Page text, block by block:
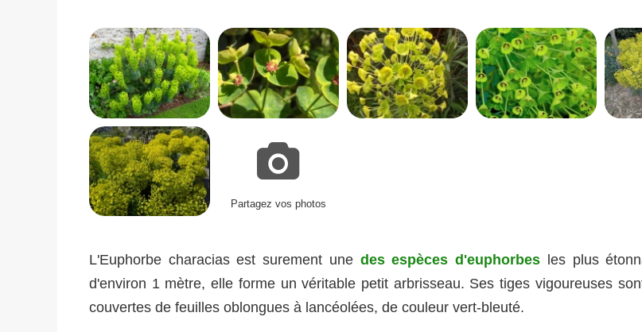
Partagez vos photos
L'Euphorbe characias est surement une des espèces d'euphorbes les plus
d'environ 1 mètre, elle forme un véritable petit arbrisseau. Ses tiges vigoureuses
couvertes de feuilles oblongues à lancéolées, de couleur vert-bleuté.